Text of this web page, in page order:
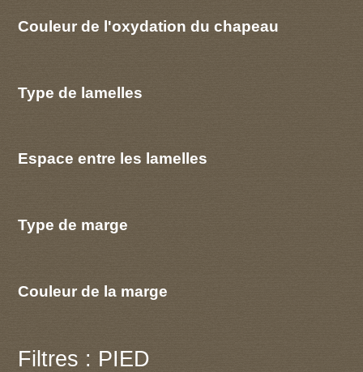
Couleur de l'oxydation du chapeau
Type de lamelles
Espace entre les lamelles
Type de marge
Couleur de la marge
Filtres : PIED